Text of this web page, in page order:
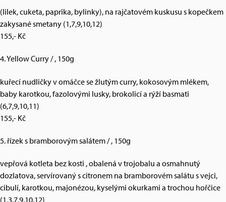
(lilek, cuketa, paprika, bylinky), na rajčatovém kuskusu s kopečkem
zakysané smetany (1,7,9,10,12)
155,- Kč
4. Yellow Curry / , 150g
kuřecí nudličky v omáčce se žlutým curry, kokosovým mlékem,
baby karotkou, fazolovými lusky, brokolicí a rýží basmati
(6,7,9,10,11)
155,- Kč
5. řízek s bramborovým salátem / , 150g
vepřová kotleta bez kosti , obalená v trojobalu a osmahnutý
dozlatova, servírovaný s citronem na bramborovém salátu s vejci,
cibulí, karotkou, majonézou, kyselými okurkami a trochou hořčice
(1,3,7,9,10,12)